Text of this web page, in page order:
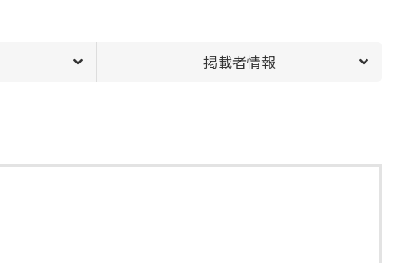
掲載者情報